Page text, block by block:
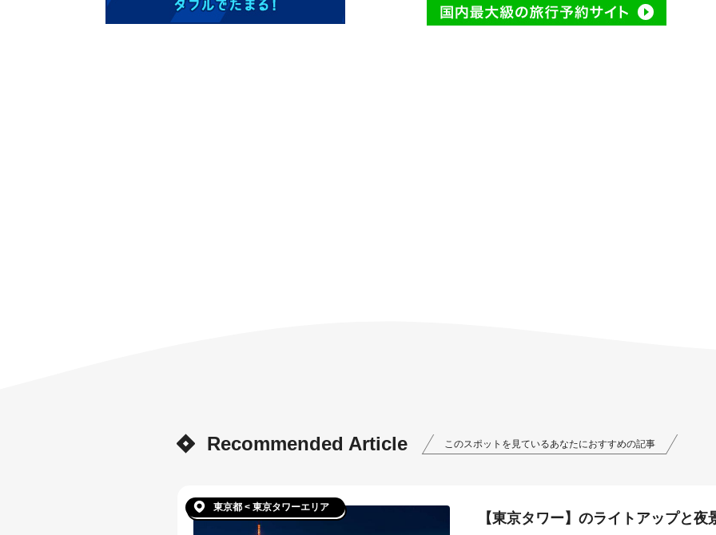
Recommended Article このスポットを見ているあなたにおすすめの記事
東京都 < 東京タワーエリア
【東京タワー】のライトアップと